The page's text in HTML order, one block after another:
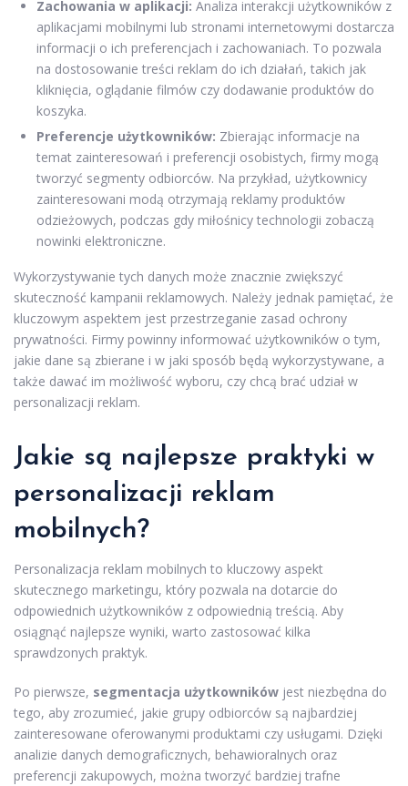
Zachowania w aplikacji: Analiza interakcji użytkowników z
aplikacjami mobilnymi lub stronami internetowymi dostarcza
informacji o ich preferencjach i zachowaniach. To pozwala
na dostosowanie treści reklam do ich działań, takich jak
kliknięcia, oglądanie filmów czy dodawanie produktów do
koszyka.
Preferencje użytkowników: Zbierając informacje na
temat zainteresowań i preferencji osobistych, firmy mogą
tworzyć segmenty odbiorców. Na przykład, użytkownicy
zainteresowani modą otrzymają reklamy produktów
odzieżowych, podczas gdy miłośnicy technologii zobaczą
nowinki elektroniczne.
Wykorzystywanie tych danych może znacznie zwiększyć
skuteczność kampanii reklamowych. Należy jednak pamiętać, że
kluczowym aspektem jest przestrzeganie zasad ochrony
prywatności. Firmy powinny informować użytkowników o tym,
jakie dane są zbierane i w jaki sposób będą wykorzystywane, a
także dawać im możliwość wyboru, czy chcą brać udział w
personalizacji reklam.
Jakie są najlepsze praktyki w
personalizacji reklam
mobilnych?
Personalizacja reklam mobilnych to kluczowy aspekt
skutecznego marketingu, który pozwala na dotarcie do
odpowiednich użytkowników z odpowiednią treścią. Aby
osiągnąć najlepsze wyniki, warto zastosować kilka
sprawdzonych praktyk.
Po pierwsze, segmentacja użytkowników jest niezbędna do
tego, aby zrozumieć, jakie grupy odbiorców są najbardziej
zainteresowane oferowanymi produktami czy usługami. Dzięki
analizie danych demograficznych, behawioralnych oraz
preferencji zakupowych, można tworzyć bardziej trafne